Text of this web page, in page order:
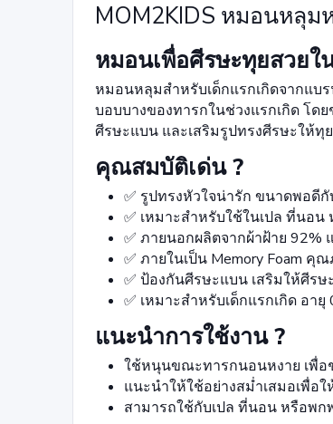
MOM2KIDS หมอนหลุ
หมอนเพื่อศีรษะทุยสวยใ
หมอนหลุมสำหรับเด็กแรกเกิดจากแบ
บอบบางของทารกในช่วงแรกเกิด โด
ศีรษะแบน และเสริมรูปทรงศีรษะให้ทุ
คุณสมบัติเด่น ?
✅ รูปทรงหัวใจน่ารัก ขนาดพอดี
✅ เหมาะสำหรับใช้ในเปล ที่นอน
✅ ภายนอกผลิตจากผ้าฝ้าย 92%
✅ ภายในเป็น Memory Foam
✅ ป้องกันศีรษะแบน เสริมให้ศีร
✅ เหมาะสำหรับเด็กแรกเกิด อา
แนะนำการใช้งาน ?
ใช้หนุนขณะทารกนอนหงาย เพื่อ
แนะนำให้ใช้อย่างสม่ำเสมอเพื่อ
สามารถใช้กับเปล ที่นอน หรือพ